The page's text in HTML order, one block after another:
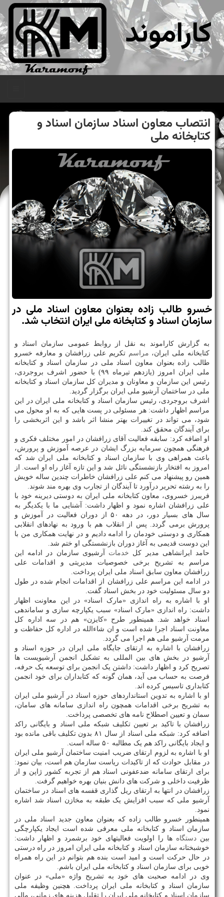
کاراموند
انتصاب معاون اسناد سازمان اسناد و
كتابخانه ملی
خسرو طالب زاده بعنوان معاون اسناد ملی در
سازمان اسناد و كتابخانه ملی ایران انتخاب شد.
به گزارش کاراموند به نقل از روابط عمومی سازمان اسناد و
کتابخانه ملی ایران، مراسم تکریم علی زرافشان و معارفه خسرو
طالب زاده بعنوان معاون اسناد ملی در سازمان اسناد و کتابخانه
ملی ایران امروز (یازدهم تیرماه ۹۹) با حضور اشرف بروجردی،
رئیس این سازمان و معاونان و مدیران کل سازمان اسناد و کتابخانه
ملی در ساختمان آرشیو ملی ایران برگزار گردید.
اشرف بروجردی، رئیس سازمان اسناد و کتابخانه ملی ایران در این
مراسم اظهار داشت: هر مسئولی در پست هایی که به او محول می
شود، می تواند در تغییرات بهتر منشا اثر باشد و این اثربخشی را
برای آیندگان محقق کند.
او اضافه کرد: سابقه فعالیت آقای زرافشان در امور مختلف فکری و
فرهنگی همچون سرمایه بزرگ ایشان در عرصه آموزش و پرورش،
باعث همراهی وی با سازمان اسناد و کتابخانه ملی ایران شد که
امروز به افتخار بازنشستگی نائل شد و این تازه آغاز راه او است. از
همین رو پیشنهاد می کنم علی زرافشان خاطرات چندین ساله خویش
را به رشته تحریر درآورد تا آیندگان از تجارب وی بهره مند شوند.
فریبرز خسروی، معاون کتابخانه ملی ایران به دوستی دیرینه خود با
علی زرافشان اشاره نمود و اظهار داشت: آشنایی ما با یکدیگر به
سال های بسیار دور، در دهه ۵۰ از دوران فعالیت در آموزش و
پرورش برمی گردد. پس از انقلاب هم با ورود به نهادهای انقلابی
همکاری و دوستی خودمان را ادامه دادیم و در نهایت همکاری من با
این دوست قدیمی به آغاز دوران بازنشستگی او ختم شد.
حامد ایرانشاهی مدیر کل خدمات آرشیوی سازمان در ادامه این
مراسم به تشریح برخی خصوصیات مدیریتی و اقدامات علی
زرافشان معاون سابق اسناد ملی ایران پرداخت.
در ادامه این مراسم علی زرافشان از اقدامات انجام شده در طول
دو سال مسئولیت خود در بخش اسناد گفت.
او با اشاره به راه اندازی «مارک اسناد» در این معاونت اظهار
داشت: راه اندازی «مارک اسناد» سبب یکپارچه سازی و ساماندهی
اسناد خواهد شد. همینطور طرح «کایزن» هم در سه اداره کل
معاونت اسناد اجرا شده است و ان شاءالله در اداره کل حفاظت و
مرمت آرشیو ملی هم اجرا می گردد.
زرافشان با اشاره به ارتقای جایگاه ملی ایران در حوزه اسناد و
آرشیو در بخش های بین المللی به تشکیل انجمن آرشیویست ها
تصریح کرد و اظهار داشت: داشتن یک انجمن برای توسعه یک حرفه،
فرصت به حساب می آید، همان گونه که کتابداران برای خود انجمن
کتابداری تاسیس کرده اند.
او با اشاره به تدوین استانداردهای حوزه اسناد در آرشیو ملی ایران
به تشریح برخی اقدامات همچون راه اندازی سامانه های سامان،
سمان و تعیین اصطلاح نامه های تخصصی پرداخت.
زرافشان با تاکید بر تعیین تکلیف شبکه ملی اسناد و بایگانی راکد
اضافه کرد: شبکه ملی اسناد از سال ۸۱ بدون تکلیف باقی مانده بود
و ایجاد بایگانی راکد هم یک مطالبه ۵۰ ساله است.
او با اشاره به لزوم ارتقای ضریب امنیت ساختمان آرشیو ملی ایران
در مقابل حوادث که از تاکیدات ریاست سازمان هم است، بیان نمود:
برای ارتقای سامانه ضدعفونی اسناد هم از تجربه کشور ژاپن و از
ظرفیت داخلی و شرکت های دانش بنیان بهره خواهیم گرفت.
زرافشان در انتها به ارتقای ریل گذاری قفسه های اسناد در ساختمان
آرشیو ملی که سبب افزایش یک طبقه به مخازن اسناد شد اشاره
نمود.
همینطور خسرو طالب زاده که بعنوان معاون جدید اسناد ملی در
سازمان اسناد و کتابخانه ملی معرفی شده است ایجاد یکپارچگی
بین دستگاه ها را اولویت فعالیتهای خود برشمرد و اظهار داشت:
خوشبختانه سازمان اسناد و کتابخانه ملی ایران امروز در راه درستی
در حال حرکت است و امید است بنده هم بتوانم در این راه همراه
خوبی برای سازمان اسناد و کتابخانه ملی ایران باشم.
وی در ادامه صحبت های خود به تشریح واژه «ملی» در عنوان
سازمان اسناد و کتابخانه ملی ایران پرداخت. هچنین وظیفه ملی
سازمان اسناد و کتابخانه ملی ایران را تقلیل هزینه های زمانی، مالی